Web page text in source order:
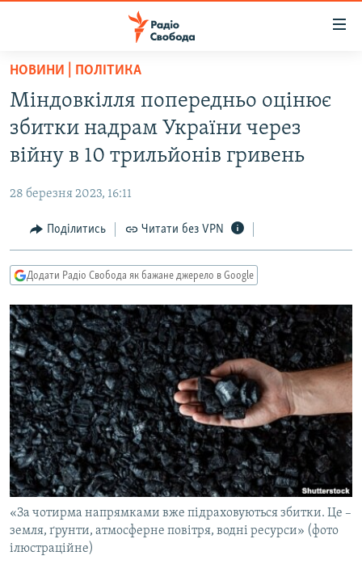
Перейти
основного
матеріалу
Перейти
до
основної
навігації
Перейти
до
пошуку
ВСЕ ЗА ДОБУ
СТАТТІ
ЕКОНОМІКА
СУСПІЛЬСТВО
УКРАЇНА
СВІТ
РОСІЙСЬКА «ФІЛЬТРАЦІЯ»
ДОНБАС.РЕАЛІЇ
ТИ ЯК?
СХЕМИ
КИТАЙ.ВИКЛИКИ
МУЛЬТИМЕДІА
ФОТО
СПЕЦПРОЄКТИ
ПОДКАСТИ
КРИМ РЕАЛІЇ
РУС
НОВИНИ | ПОЛІТИКА
Міндовкілля попередньо оцінює
збитки надрам України через
війну в 10 трильйонів гривень
28 березня 2023, 16:11
Поділитись Читати без VPN
Додати Радіо Свобода як бажане джерело в Google
«За чотирма напрямками вже підраховуються збитки. Це –
земля, ґрунти, атмосферне повітря, водні ресурси» (фото
ілюстраційне)